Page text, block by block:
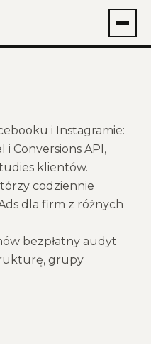
i Instagramie:
i Conversions API,
klientów.
codziennie
dla firm z różnych
bezpłatny audyt
grupy